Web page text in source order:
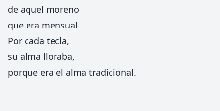
de aquel moreno
que era mensual.
Por cada tecla,
su alma lloraba,
porque era el alma tradicional.